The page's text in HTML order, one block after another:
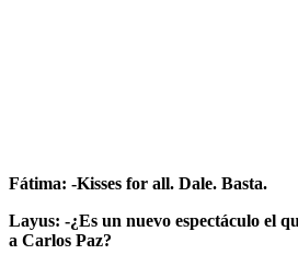
Fátima: -Kisses for all. Dale. Basta.
Layus: -¿Es un nuevo espectáculo el
a Carlos Paz?